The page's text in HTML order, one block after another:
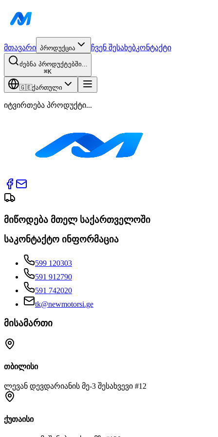
მთავარი პროდუქცია ჩვენ შესახებკონტაქტი
ძებნა პროდუქტებში...
⌘K
🇬🇪ქართული
იტვირთება პროდუქტი...
მიწოდება მთელ საქართველოში
საკონტაქტო ინფორმაცია
599 120303
591 912790
591 742020
tk@newmotorsi.ge
მისამართი
თბილისი
ლევან დევდარიანის მე-3 შესახვევი #12
ქუთაისი